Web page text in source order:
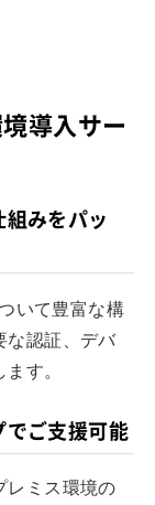
導入サー
みをパッ
いて豊富な構
な認証、デバ
す。
でご支援可能
レミス環境の